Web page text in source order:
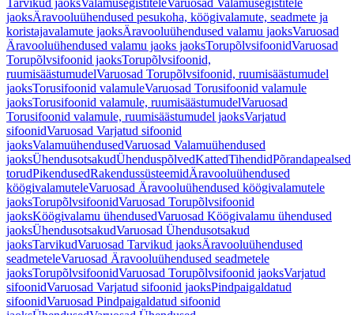
Tarvikud jaoksValamusegistiteleVaruosad Valamusegistitele
jaoksÄravooluühendused pesukoha, köögivalamute, seadmete ja
koristajavalamute jaoksÄravooluühendused valamu jaoksVaruosad
Äravooluühendused valamu jaoks jaoksTorupõlvsifoonidVaruosad
Torupõlvsifoonid jaoksTorupõlvsifoonid,
ruumisäästumudelVaruosad Torupõlvsifoonid, ruumisäästumudel
jaoksTorusifoonid valamuleVaruosad Torusifoonid valamule
jaoksTorusifoonid valamule, ruumisäästumudelVaruosad
Torusifoonid valamule, ruumisäästumudel jaoksVarjatud
sifoonidVaruosad Varjatud sifoonid
jaoksValamuühendusedVaruosad Valamuühendused
jaoksÜhendusotsakudÜhenduspõlvedKattedTihendidPõrandapealsed
torudPikendusedRakendussüsteemidÄravooluühendused
köögivalamuteleVaruosad Äravooluühendused köögivalamutele
jaoksTorupõlvsifoonidVaruosad Torupõlvsifoonid
jaoksKöögivalamu ühendusedVaruosad Köögivalamu ühendused
jaoksÜhendusotsakudVaruosad Ühendusotsakud
jaoksTarvikudVaruosad Tarvikud jaoksÄravooluühendused
seadmeteleVaruosad Äravooluühendused seadmetele
jaoksTorupõlvsifoonidVaruosad Torupõlvsifoonid jaoksVarjatud
sifoonidVaruosad Varjatud sifoonid jaoksPindpaigaldatud
sifoonidVaruosad Pindpaigaldatud sifoonid